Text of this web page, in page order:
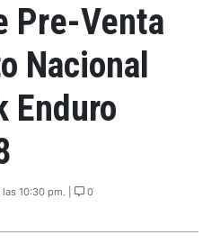
Pre-Venta
Nacional
Enduro
10:30 pm. | 0